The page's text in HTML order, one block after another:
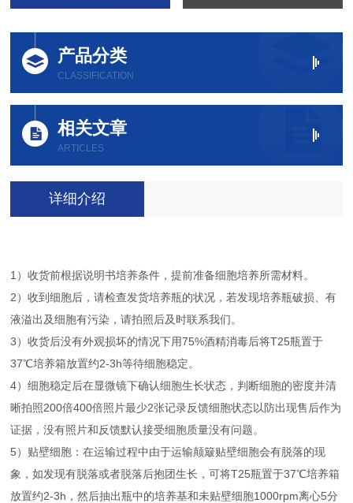
产品分类
CLASSIFICATION
相关文章
ARTICLES
详细介绍
1）收货前根据说明书培养条件，提前准备细胞培养所需材料。
2）收到细胞后，请检查发货培养瓶的状况，若发现培养瓶破损、有
液溢出及细胞有污染，请拍照后及时联系我们。
3）收货后没有外观损坏的情况下用75%酒精消毒后将T25瓶置于
37℃培养箱放置约2-3h等待细胞稳定。
4）细胞稳定后在显微镜下确认细胞生长状态，判断细胞的密度并清
晰拍照200倍400倍照片最少2张记录反馈细胞状态以防出现售后作为
证据，没有照片和反馈默认接受细胞质量没有问题。
5）贴壁细胞：在运输过程中由于运输颠簸贴壁细胞会有脱落的现
象，如发现有脱落或者脱落后抱团生长，可将T25瓶置于37℃培养箱
放置约2-3h，然后抽出瓶中的培养基和未贴壁细胞1000rpm离心5分